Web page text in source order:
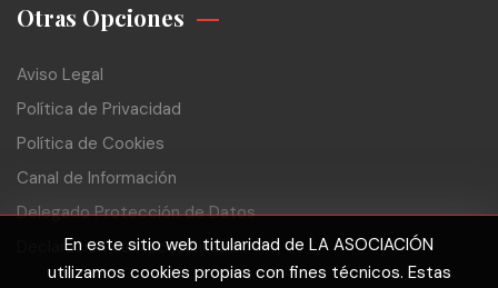
Otras Opciones
Aviso Legal
Política de Privacidad
Política de Cookies
Canal de Información
Delegado Protección de Datos
Declaración de Accesibilidad
En este sitio web titularidad de LA ASOCIACIÓN
utilizamos cookies propias con fines técnicos. Estas